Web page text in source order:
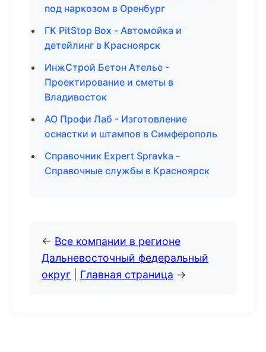
под наркозом в Оренбург
ГК PitStop Box - Автомойка и
детейлинг в Красноярск
ИнжСтрой Бетон Ателье -
Проектирование и сметы в
Владивосток
АО Профи Лаб - Изготовление
оснастки и штампов в Симферополь
Справочник Expert Spravka -
Справочные службы в Красноярск
← Все компании в регионе
Дальневосточный федеральный
округ
Главная страница →